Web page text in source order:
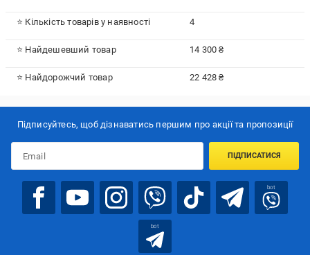
⭐ Кількість товарів у наявності 4
⭐ Найдешевший товар 14 300 ₴
⭐ Найдорожчий товар 22 428 ₴
Підписуйтесь, щоб дізнаватись першим про акції та пропозиції
ПІДПИСАТИСЯ
bot
bot